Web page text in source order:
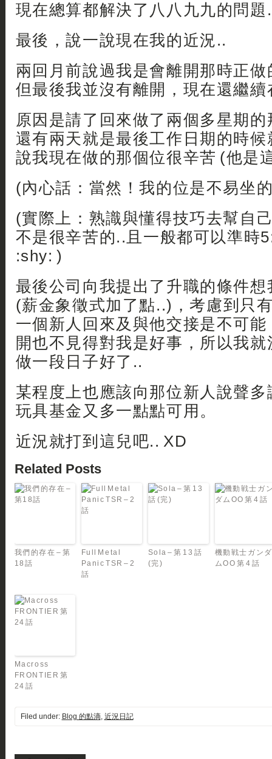
現在總算都解決了八八九九的問題
最後，說一說現在我的近況..
兩回月前說過我是會離開那時正
但最後我並沒有離開，現在還繼
原因是請了回來做了兩個多星期
還有兩天就是最後工作日期的時
說我現在做的那個位很辛苦 (他是
(內心話：當然！我的位是不易坐
(實際上：熟識與懂得技巧去幫自
不是很辛苦的..且一般都可以準時
:shy: )
最後公司向我提出了升職的條件
(薪金象徵式加了點..)，考慮到只
一個新人回來及與他交接是不可
開也不見得對我是好事，所以我
做一段日子好了..
某程度上也應該向那位新人說聲
玩具基金又多一點點可用。
近況就打到這兒吧.. XD
Related Posts
我們的存在 – 第
18話
Full Metal
Panic TSR – 2
話
Sola – 第 13 話
(完)
機動戦士ガンダ
ムOO 第 4 話
Macross
FRONTIER 第
24 話
Filed under: Blog 的點滴, 近況日記